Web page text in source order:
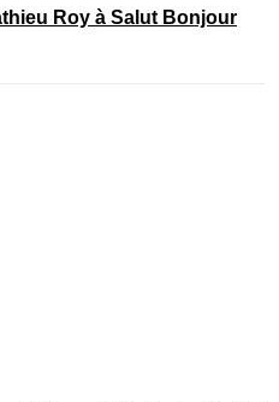
Roy à Salut Bonjour